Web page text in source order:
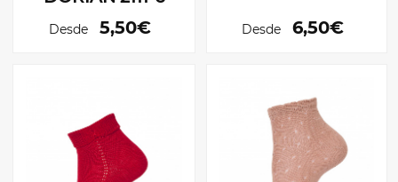
Desde 5,50€ Desde 6,50€